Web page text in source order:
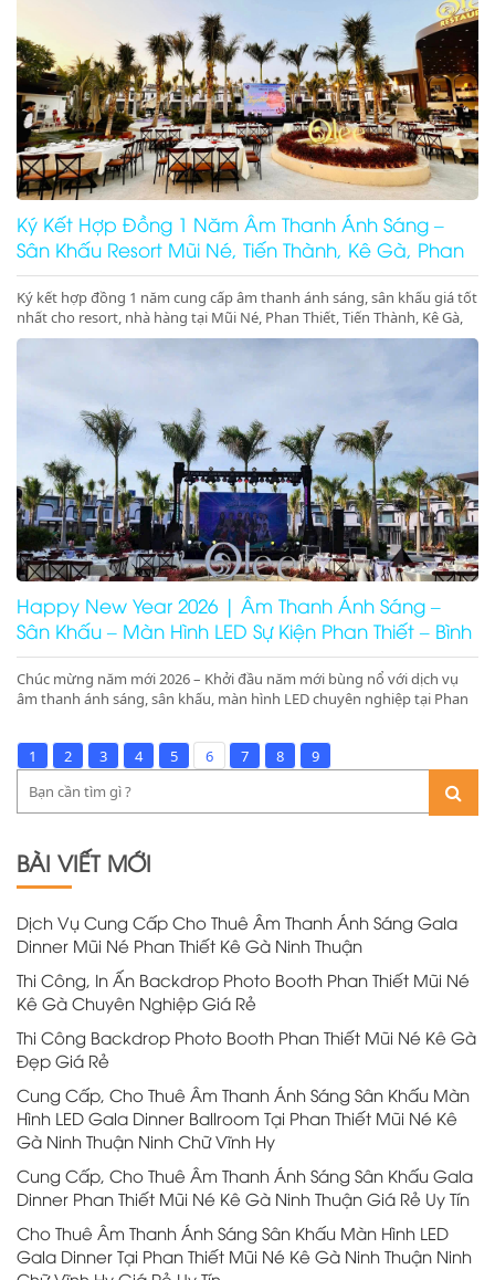
Ký Kết Hợp Đồng 1 Năm Âm Thanh Ánh Sáng –
Sân Khấu Resort Mũi Né, Tiến Thành, Kê Gà, Phan
Thiết, Ninh Thuận
Ký kết hợp đồng 1 năm cung cấp âm thanh ánh sáng, sân khấu giá tốt
nhất cho resort, nhà hàng tại Mũi Né, Phan Thiết, Tiến Thành, Kê Gà,
Ninh Thuận, Ninh Chữ, Phan Rang. Tổ chức gala dinner, pool party,
Happy New Year 2026 | Âm Thanh Ánh Sáng –
Sân Khấu – Màn Hình LED Sự Kiện Phan Thiết – Bình
Thuận – Ninh Thuận
Chúc mừng năm mới 2026 – Khởi đầu năm mới bùng nổ với dịch vụ
âm thanh ánh sáng, sân khấu, màn hình LED chuyên nghiệp tại Phan
resort, nhà hàng Mũi Né, Ninh Chữ, Phan Rang.
1
2 3 4 5 6 7 8 9
BÀI VIẾT MỚI
Dịch Vụ Cung Cấp Cho Thuê Âm Thanh Ánh Sáng Gala
Dinner Mũi Né Phan Thiết Kê Gà Ninh Thuận
Thi Công, In Ấn Backdrop Photo Booth Phan Thiết Mũi Né
Kê Gà Chuyên Nghiệp Giá Rẻ
Thi Công Backdrop Photo Booth Phan Thiết Mũi Né Kê Gà
Đẹp Giá Rẻ
Cung Cấp, Cho Thuê Âm Thanh Ánh Sáng Sân Khấu Màn
Hình LED Gala Dinner Ballroom Tại Phan Thiết Mũi Né Kê
Gà Ninh Thuận Ninh Chữ Vĩnh Hy
Cung Cấp, Cho Thuê Âm Thanh Ánh Sáng Sân Khấu Gala
Dinner Phan Thiết Mũi Né Kê Gà Ninh Thuận Giá Rẻ Uy Tín
Cho Thuê Âm Thanh Ánh Sáng Sân Khấu Màn Hình LED
Gala Dinner Tại Phan Thiết Mũi Né Kê Gà Ninh Thuận Ninh